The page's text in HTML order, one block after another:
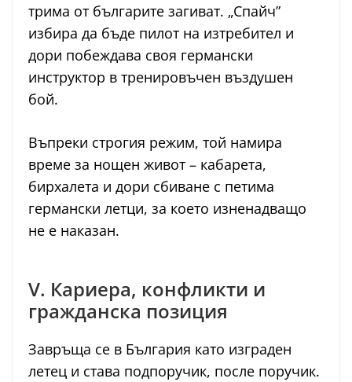
трима от българите загиват. „Спайч”
избира да бъде пилот на изтребител и
дори побеждава своя германски
инструктор в тренировъчен въздушен
бой.
Въпреки строгия режим, той намира
време за нощен живот – кабарета,
бирхалета и дори сбиване с петима
германски летци, за което изненадващо
не е наказан.
V. Кариера, конфликти и
гражданска позиция
Завръща се в България като изграден
летец и става подпоручик, после поручик.